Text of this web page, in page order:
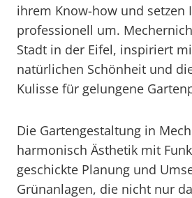
ihrem Know-how und setzen
professionell um.
Stadt in der Eifel, inspiriert
natürlichen Schönheit und
Kulisse für gelungene
Die Gartengestaltung in
harmonisch Ästhetik mit
geschickte Planung und
Grünanlagen, die nicht nur